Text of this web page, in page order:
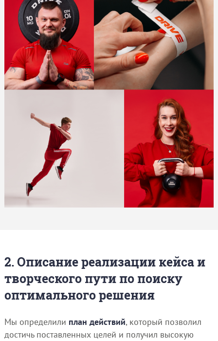
2. Описание реализации кейса и
творческого пути по поиску
оптимального решения
Мы определили план действий, который позволил
достичь поставленных целей и получил высокую